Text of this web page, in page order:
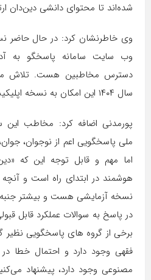
شده‌اند تا محتوای دانشی دین‌دان
وی خاطرنشان کرد: در حال حاضر
وب سایت سامانه پاسخگو به
دسترس مخاطبین هست. تلاش می
سال ۱۴۰۴ این امکان به نسخه اپلیکیشن پاسخگو نیز اضافه گردد.
پورمدنی اضافه کرد: مخاطب این
ملی پاسخگویی اعم از نوجوان،
اما مهم و قابل توجه این که
هوشمند در ابتدای راه است و
نسخه آزمایشی هست و بیشتر جنبه
در پاسخ به سوالات عملکرد قابل
برخی از گروه های پاسخگویی نظیر
فقهی وجود دارد و احتمال خطا
مصنوعی وجود دارد، پیشنهاد